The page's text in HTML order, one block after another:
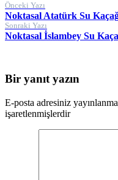
Yazı
gezinmesi
Önceki Yazı
Noktasal Atatürk Su
Sonraki Yazı
Noktasal İslambey Su
Bir yanıt yazın
E-posta adresiniz
işaretlenmişlerdir